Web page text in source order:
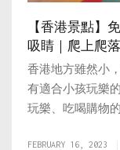
【香港景點】
吸睛｜爬上爬
香港地方雖然小
有適合小孩玩樂
玩樂、吃喝購物
FEBRUARY 16, 2023